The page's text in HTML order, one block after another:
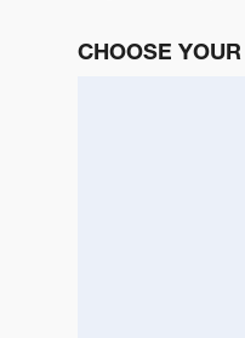
CHOOSE